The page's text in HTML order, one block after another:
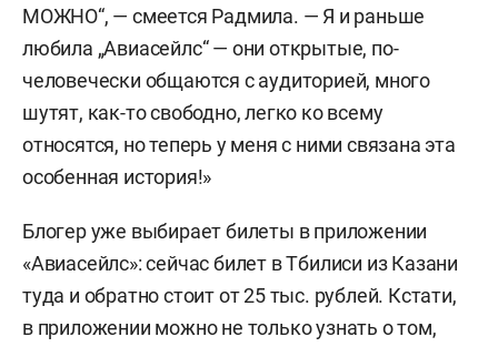
МОЖНО“, — смеется Радмила. — Я и раньше
любила „Авиасейлс“ — они открытые, по-
человечески общаются с аудиторией, много
шутят, как-то свободно, легко ко всему
относятся, но теперь у меня с ними связана эта
особенная история!»
Блогер уже выбирает билеты в приложении
«Авиасейлс»: сейчас билет в Тбилиси из Казани
туда и обратно стоит от 25 тыс. рублей. Кстати,
в приложении можно не только узнать о том,